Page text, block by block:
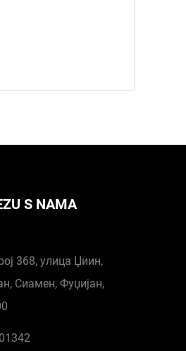
S NAMA
368, улица Џиин,
Сиамен, Фуџијан,